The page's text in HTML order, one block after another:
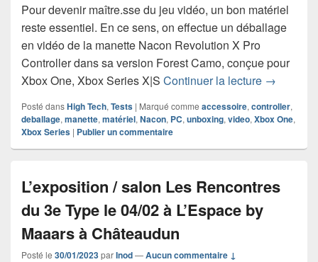
Pour devenir maître.sse du jeu vidéo, un bon matériel
reste essentiel. En ce sens, on effectue un déballage
en vidéo de la manette Nacon Revolution X Pro
Controller dans sa version Forest Camo, conçue pour
Xbox One, Xbox Series X|S Continuer la lecture →
Posté dansHigh Tech, Tests | Marqué comme accessoire, controller,
deballage, manette, matériel, Nacon, PC, unboxing, video, Xbox One,
Xbox Series | Publier un commentaire
L’exposition / salon Les Rencontres
du 3e Type le 04/02 à L’Espace by
Maaars à Châteaudun
Posté le 30/01/2023parInod—Aucun commentaire ↓